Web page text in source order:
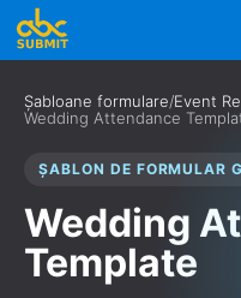
Șabloane formulare/Event
Wedding Attendance
ȘABLON DE FORMULAR
Wedding
Template